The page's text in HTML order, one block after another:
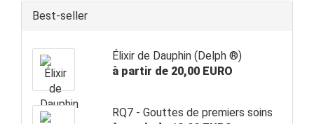
Best-seller
Élixir de Dauphin (Delph ®)
à partir de 20,00 EURO
RQ7 - Gouttes de premiers soins